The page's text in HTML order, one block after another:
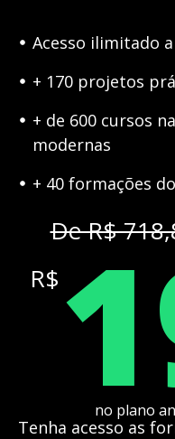
Acesso ilimitado
+ 170 projetos
+ de 600 cursos
modernas
+ 40 formações
De R$
R$
no plano
Tenha acesso as